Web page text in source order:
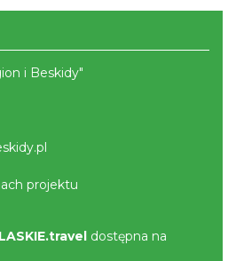
Śliwki
i Beskidy"
projektu
dostępna na